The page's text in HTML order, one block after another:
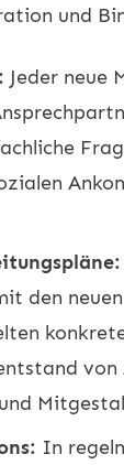
und
Jeder neue
den
von
In